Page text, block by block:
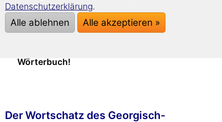
ISBN 978-3-86725-157-0
Sehreinfache und intuitive Bedienung
Wörterbuch!
Der Wortschatz des Georgisch-
Datenschutzerklärung.
Alle ablehnen Alle akzeptieren »